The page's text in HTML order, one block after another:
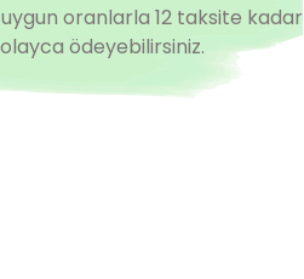
oranlarla 12 taksite kadar
ödeyebilirsiniz.